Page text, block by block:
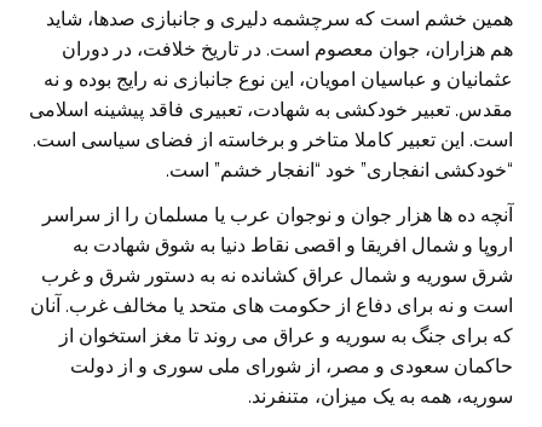
همین خشم است که سرچشمه دلیری و جانبازی صدها، شاید
هم هزاران، جوان معصوم است. در تاریخ خلافت، در دوران
عثمانیان و عباسیان امویان، این نوع جانبازی نه رایج بوده و نه
مقدس. تعبیر خودکشی به شهادت، تعبیری فاقد پیشینه اسلامی
است. این تعبیر کاملا متاخر و برخاسته از فضای سیاسی است.
“خودکشی انفجاری” خود “انفجار خشم” است.
آنچه ده ها هزار جوان و نوجوان عرب یا مسلمان را از سراسر
اروپا و شمال افریقا و اقصی نقاط دنیا به شوق شهادت به
شرق سوریه و شمال عراق کشانده نه به دستور شرق و غرب
است و نه برای دفاع از حکومت های متحد یا مخالف غرب. آنان
که برای جنگ به سوریه و عراق می روند تا مغز استخوان از
حاکمان سعودی و مصر، از شورای ملی سوری و از دولت
سوریه، همه به یک میزان، متنفرند.